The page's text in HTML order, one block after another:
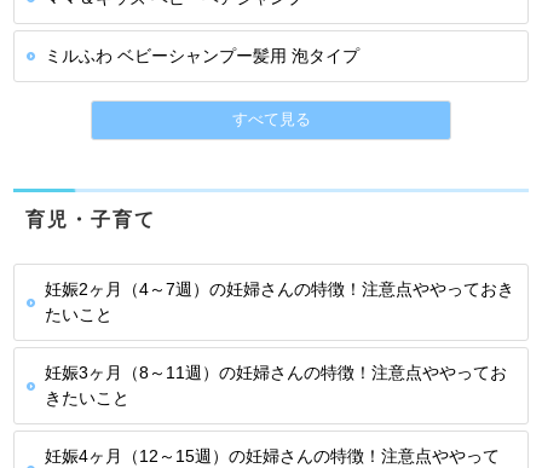
ミルふわ ベビーシャンプー髪用 泡タイプ
すべて見る
育児・子育て
妊娠2ヶ月（4～7週）の妊婦さんの特徴！注意点ややっておき
たいこと
妊娠3ヶ月（8～11週）の妊婦さんの特徴！注意点ややってお
きたいこと
妊娠4ヶ月（12～15週）の妊婦さんの特徴！注意点ややって